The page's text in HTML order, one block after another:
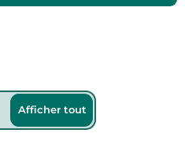
Afficher tout